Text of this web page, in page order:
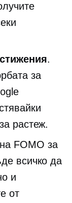
.
за
растеж.
FOMO за
всичко да
и
от